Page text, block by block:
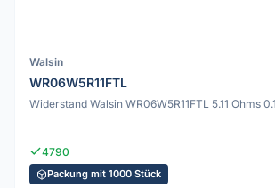
Walsin
WR06W5R11FTL
Widerstand Walsin WR06W5R11FTL 5.11 Ohms
4790
Packung mit 1000 Stück